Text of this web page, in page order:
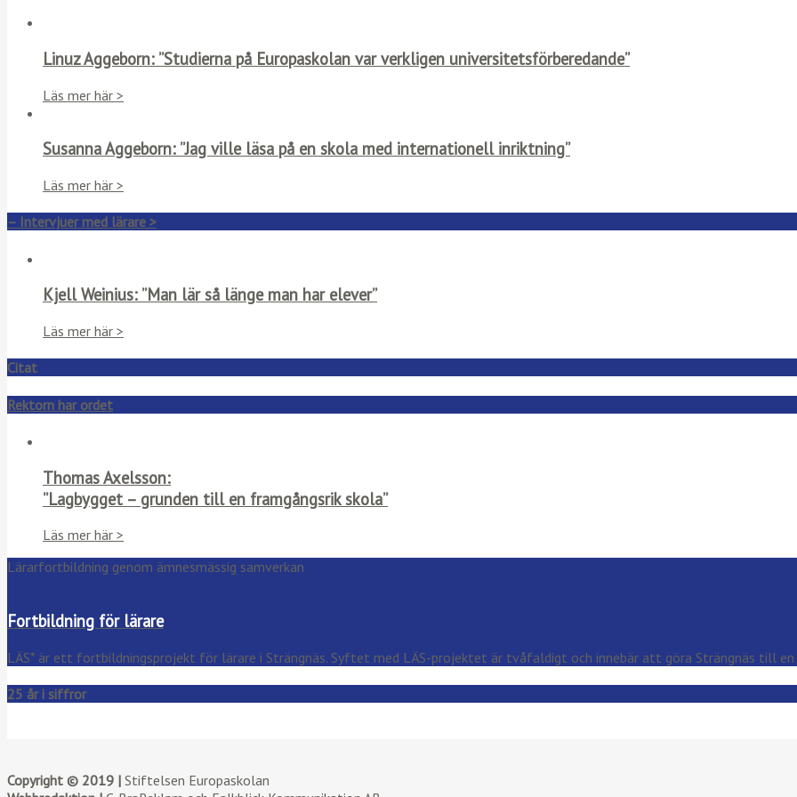
Linuz Aggeborn: ”Studierna på Europaskolan var verkligen universitetsförberedande”
Läs mer här >
Susanna Aggeborn: ”Jag ville läsa på en skola med internationell inriktning”
Läs mer här >
– Intervjuer med lärare >
Kjell Weinius: ”Man lär så länge man har elever”
Läs mer här >
Citat
Rektorn har ordet
Thomas Axelsson:
”Lagbygget – grunden till en framgångsrik skola”
Läs mer här >
Lärarfortbildning genom ämnesmässig samverkan
Fortbildning för lärare
LÄS* är ett fortbildningsprojekt för lärare i Strängnäs. Syftet med LÄS-projektet är tvåfaldigt och innebär att göra Strängnäs till
25 år i siffror
Copyright © 2019 | Stiftelsen Europaskolan